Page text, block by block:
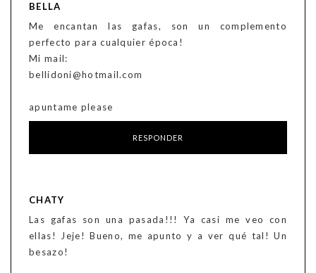
BELLA
Me encantan las gafas, son un complemento
perfecto para cualquier época!
Mi mail:
bellidoni@hotmail.com
apuntame please
RESPONDER
CHATY
Las gafas son una pasada!!! Ya casi me veo con
ellas! Jeje! Bueno, me apunto y a ver qué tal! Un
besazo!